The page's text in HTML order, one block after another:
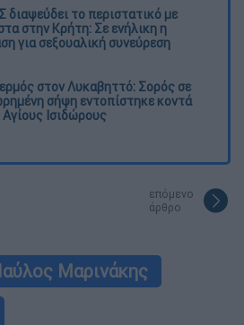
διαψεύδει το περιστατικό με
στην Κρήτη: Σε ενήλικη η
για σεξουαλική συνεύρεση
στον Λυκαβηττό: Σορός σε
σήψη εντοπίστηκε κοντά
Ισιδώρους
επόμενο
άρθρο
Μαρινάκης